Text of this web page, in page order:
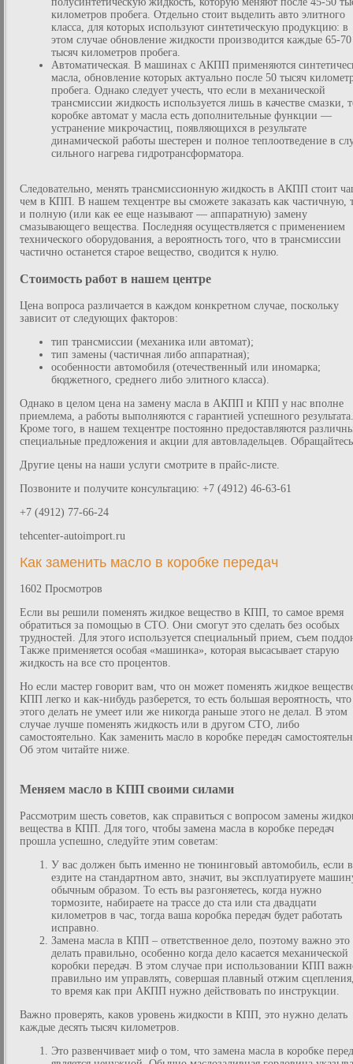
километров пробега. Отдельно стоит выделить авто элитного
класса, для которых используют синтетическую продукцию: в
этом случае обновление жидкости производится каждые 65-70
тысяч километров пробега.
Автоматическая. В машинах с АКПП применяются
масла, обновление которых актуально после 50 тысяч
пробега. Однако следует учесть, что если в механической
трансмиссии жидкость используется лишь в качестве смазки,
коробке автомат у масла есть дополнительные функции —
устранение микрочастиц, появляющихся в результате
динамической работы шестерен и полное теплоотведение в
сильного нагрева гидротрансформатора.
Следовательно, менять трансмиссионную жидкость в АКПП стоит
чем в КПП. В нашем техцентре вы сможете заказать как частичную,
и полную (или как ее еще называют — аппаратную) замену
смазывающего вещества. Последняя осуществляется с применением
технического оборудования, а вероятность того, что в трансмиссии
частично останется старое вещество, сводится к нулю.
Стоимость работ в нашем центре
Цена вопроса различается в каждом конкретном случае, поскольку
зависит от следующих факторов:
тип трансмиссии (механика или автомат);
тип замены (частичная либо аппаратная);
особенности автомобиля (отечественный или иномарка;
бюджетного, среднего либо элитного класса).
Однако в целом цена на замену масла в АКПП и КПП у нас вполне
приемлема, а работы выполняются с гарантией успешного результата.
Кроме того, в нашем техцентре постоянно предоставляются
специальные предложения и акции для автовладельцев.
Другие цены на наши услуги смотрите в прайс-листе.
Позвоните и получите консультацию: +7 (4912) 46-63-61
+7 (4912) 77-66-24
tehcenter-autoimport.ru
Как заменить масло в коробке передач
1602 Просмотров
Если вы решили поменять жидкое вещество в КПП, то самое время
обратиться за помощью в СТО. Они смогут это сделать без особых
трудностей. Для этого используется специальный прием, съем
Также применяется особая «машинка», которая высасывает старую
жидкость на все сто процентов.
Но если мастер говорит вам, что он может поменять жидкое
КПП легко и как-нибудь разберется, то есть большая вероятность,
этого делать не умеет или же никогда раньше этого не делал. В этом
случае лучше поменять жидкость или в другом СТО, либо
самостоятельно. Как заменить масло в коробке передач
Об этом читайте ниже.
Меняем масло в КПП своими силами
Рассмотрим шесть советов, как справиться с вопросом замены
вещества в КПП. Для того, чтобы замена масла в коробке передач
прошла успешно, следуйте этим советам:
У вас должен быть именно не тюнинговый автомобиль, если
ездите на стандартном авто, значит, вы эксплуатируете
обычным образом. То есть вы разгоняетесь, когда нужно
тормозите, набираете на трассе до ста или ста двадцати
километров в час, тогда ваша коробка передач будет работать
исправно.
Замена масла в КПП – ответственное дело, поэтому важно это
делать правильно, особенно когда дело касается механической
коробки передач. В этом случае при использовании КПП
правильно им управлять, совершая плавный отжим
то время как при АКПП нужно действовать по инструкции.
Важно проверять, каков уровень жидкости в КПП, это нужно делать
каждые десять тысяч километров.
Это развенчивает миф о том, что замена масла в коробке